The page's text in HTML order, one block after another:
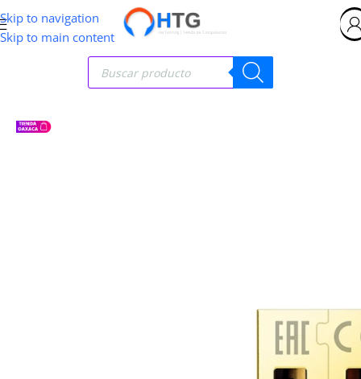
Skip to navigation
Skip to main content